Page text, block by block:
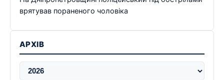
врятував пораненого чоловіка
АРХІВ